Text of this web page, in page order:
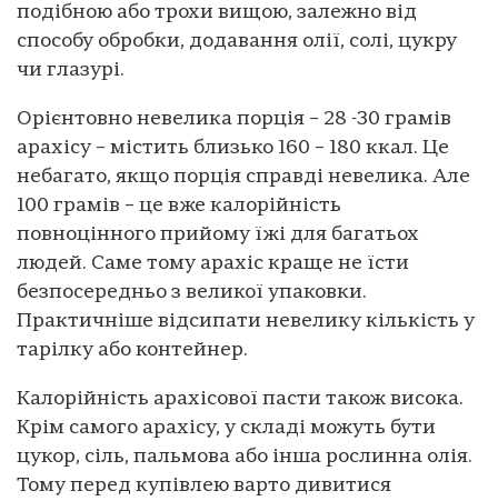
подібною або трохи вищою, залежно від
способу обробки, додавання олії, солі, цукру
чи глазурі.
Орієнтовно невелика порція – 28 -30 грамів
арахісу – містить близько 160 – 180 ккал. Це
небагато, якщо порція справді невелика. Але
100 грамів – це вже калорійність
повноцінного прийому їжі для багатьох
людей. Саме тому арахіс краще не їсти
безпосередньо з великої упаковки.
Практичніше відсипати невелику кількість у
тарілку або контейнер.
Калорійність арахісової пасти також висока.
Крім самого арахісу, у складі можуть бути
цукор, сіль, пальмова або інша рослинна олія.
Тому перед купівлею варто дивитися